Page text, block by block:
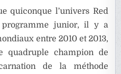
quiconque l’univers Red
junior, il y a
entre 2010 et 2013,
quadruple champion de
de la méthode